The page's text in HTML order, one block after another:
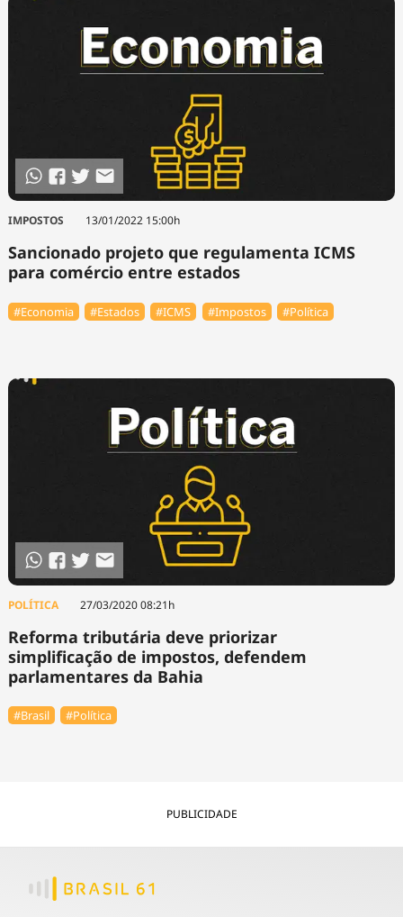
IMPOSTOS 13/01/2022 15:00h
Sancionado projeto que regulamenta ICMS
para comércio entre estados
#Economia #Estados #ICMS #Impostos #Política
POLÍTICA 27/03/2020 08:21h
Reforma tributária deve priorizar
simplificação de impostos, defendem
parlamentares da Bahia
#Brasil #Política
PUBLICIDADE